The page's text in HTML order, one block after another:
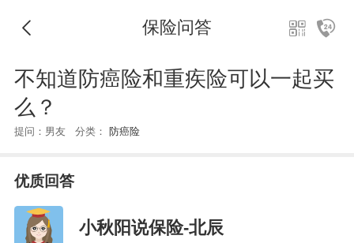
保险问答
不知道防癌险和重疾险可以一起买
么？
提问：男友 分类： 防癌险
优质回答
小秋阳说保险-北辰